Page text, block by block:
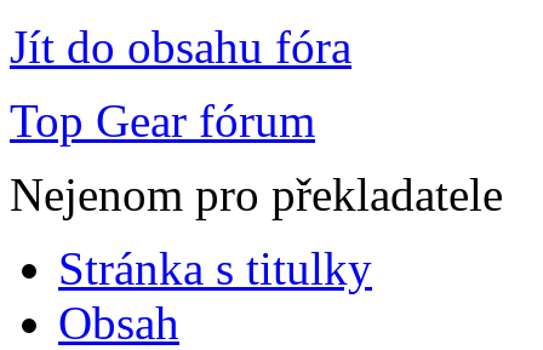
Jít do obsahu fóra
Top Gear fórum
Nejenom pro překladatele
Stránka s titulky
Obsah